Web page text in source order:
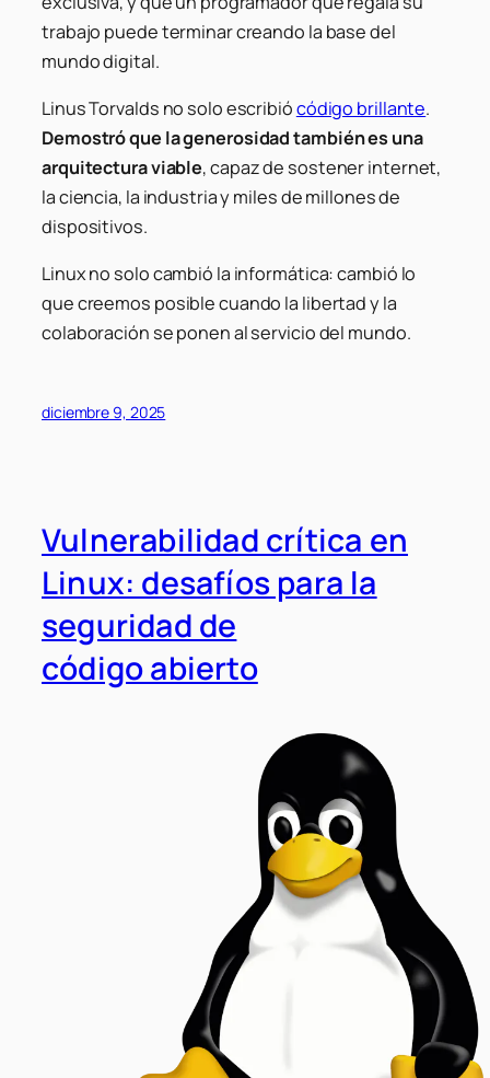
trabajo puede terminar creando la base del
mundo digital.
Linus Torvalds no solo escribiócódigo brillante.
Demostró que la generosidad también es una
arquitectura viable, capaz de sostener internet,
la ciencia, la industria y miles de millones de
dispositivos.
Linux no solo cambió la informática: cambió lo
que creemos posible cuando la libertad y la
colaboración se ponen al servicio del mundo.
diciembre 9, 2025
Vulnerabilidad crítica en
Linux: desafíos para la
seguridad de
código abierto